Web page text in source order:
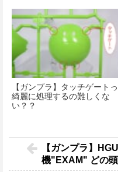
【ガンプラ】タッチゲート
綺麗に処理するの難しくな
い？？
【ガンプラ】
機"EXAM" どの